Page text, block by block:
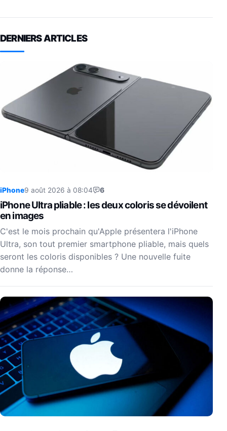
DERNIERS ARTICLES
iPhone9 août 2026 à 08:04 6
iPhone Ultra pliable : les deux coloris se dévoilent
en images
C'est le mois prochain qu'Apple présentera l'iPhone
Ultra, son tout premier smartphone pliable, mais quels
seront les coloris disponibles ? Une nouvelle fuite
donne la réponse…